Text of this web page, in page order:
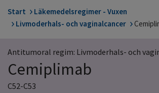
Start
Läkemedelsregimer - Vuxen
Livmoderhals- och vaginalcancer
Antitumoral regim: Livmoderhals- och
Cemiplimab
C52-C53